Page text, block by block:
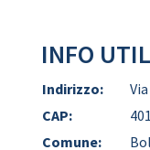
INFO
Indirizzo:
CAP:
Comune: